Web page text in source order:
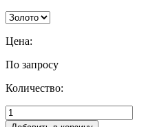
Цена:
По запросу
Количество: